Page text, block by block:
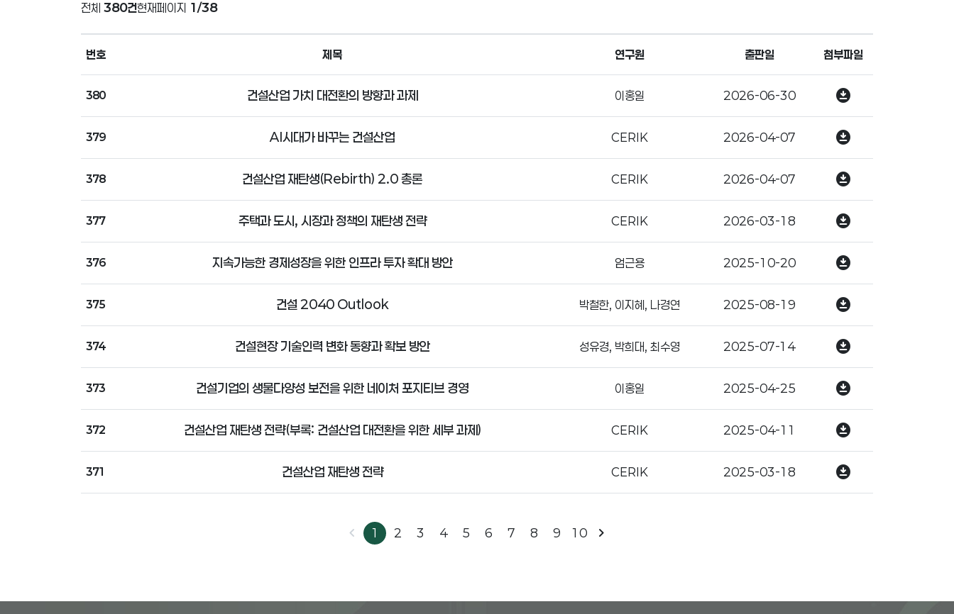
전체 380건현재페이지 1/38
번호 제목 연구원 출판일 첨부파일
380 건설산업 가치 대전환의 방향과 과제 이홍일 2026-06-30 download_for_offline
379 AI시대가 바꾸는 건설산업 CERIK 2026-04-07 download_for_offline
378 건설산업 재탄생(Rebirth) 2.0 총론 CERIK 2026-04-07 download_for_offline
377 주택과 도시, 시장과 정책의 재탄생 전략 CERIK 2026-03-18 download_for_offline
376 지속가능한 경제성장을 위한 인프라 투자 확대 방안 엄근용 2025-10-20 download_for_offline
375 건설 2040 Outlook 박철한, 이지혜, 나경연 2025-08-19 download_for_offline
374 건설현장 기술인력 변화 동향과 확보 방안 성유경, 박희대, 최수영 2025-07-14 download_for_offline
373 건설기업의 생물다양성 보전을 위한 네이처 포지티브 경영 이홍일 2025-04-25 download_for_offline
372 건설산업 재탄생 전략(부록: 건설산업 대전환을 위한 세부 과제) CERIK 2025-04-11 download_for_offline
371 건설산업 재탄생 전략 CERIK 2025-03-18 download_for_offline
chevron_left 1 2 3 4 5 6 7 8 9 10 chevron_right